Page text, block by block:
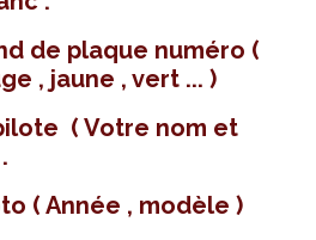
de plaque numéro (
, jaune , vert ... )
( Votre nom et
( Année , modèle )